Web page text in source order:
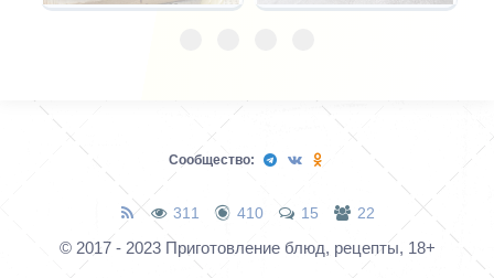
Сообщество:
311 410 15 22
© 2017 - 2023 Приготовление блюд, рецепты, 18+